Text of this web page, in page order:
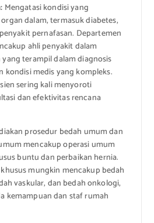
Mengatasi kondisi yang
dalam, termasuk diabetes,
pernafasan. Departemen
ahli penyakit dalam
terampil dalam diagnosis
kondisi medis yang kompleks.
sering kali menyoroti
dan efektivitas rencana
prosedur bedah umum dan
mencakup operasi umum
buntu dan perbaikan hernia.
mungkin mencakup bedah
vaskular, dan bedah onkologi,
kemampuan dan staf rumah